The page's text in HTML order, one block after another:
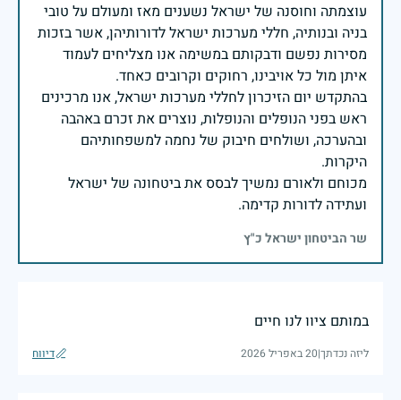
עוצמתה וחוסנה של ישראל נשענים מאז ומעולם על טובי
בניה ובנותיה, חללי מערכות ישראל לדורותיהן, אשר בזכות
מסירות נפשם ודבקותם במשימה אנו מצליחים לעמוד
בהתקדש יום הזיכרון לחללי מערכות ישראל, אנו מרכינים
ראש בפני הנופלים והנופלות, נוצרים את זכרם באהבה
ובהערכה, ושולחים חיבוק של נחמה למשפחותיהם
מכוחם ולאורם נמשיך לבסס את ביטחונה של ישראל
ועתידה לדורות קדימה.
שר הביטחון ישראל כ"ץ
במותם ציוו לנו חיים
ליזה נכדתך|20 באפריל 2026 דיווח